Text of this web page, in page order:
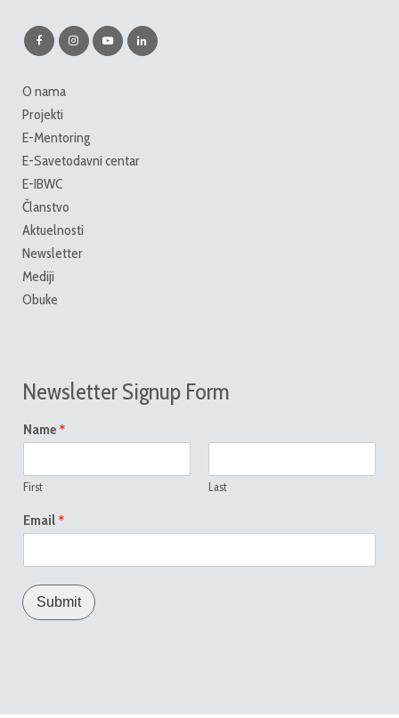
O nama
Projekti
E-Mentoring
E-Savetodavni centar
E-IBWC
Članstvo
Aktuelnosti
Newsletter
Mediji
Obuke
Newsletter Signup Form
Name *
First Last
Email *
Submit